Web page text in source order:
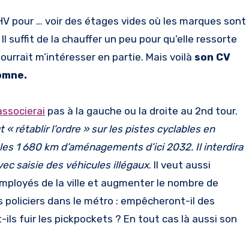
pour … voir des étages vides où les marques sont
suffit de la chauffer un peu pour qu’elle ressorte
m’intéresser en partie. Mais voilà son CV
pas à la gauche ou la droite au 2nd tour.
« rétablir l’ordre » sur les pistes cyclables en
1 680 km d’aménagements d’ici 2032. Il interdira
saisie des véhicules illégaux. Il veut aussi
de la ville et augmenter le nombre de
policiers dans le métro : empêcheront-il des
fuir les pickpockets ? En tout cas là aussi son